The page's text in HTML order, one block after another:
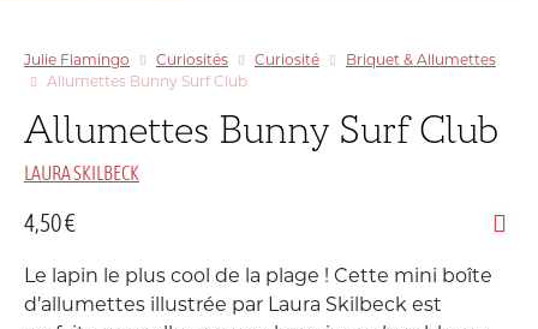
Julie Flamingo Curiosités Curiosité
Briquet & Allumettes
Allumettes Bunny Surf Club
Allumettes Bunny Surf Club
LAURA SKILBECK
4,50€
Le lapin le plus cool de la plage ! Cette mini boîte
d’allumettes illustrée par Laura Skilbeck est